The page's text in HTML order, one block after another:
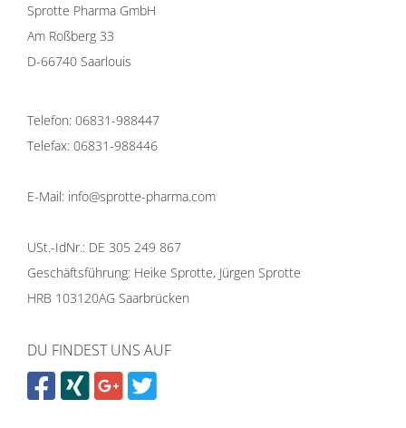
Sprotte Pharma GmbH
Am Roßberg 33
D-66740 Saarlouis
Telefon: 06831-988447
Telefax: 06831-988446
E-Mail: info@sprotte-pharma.com
USt.-IdNr.: DE 305 249 867
Geschäftsführung: Heike Sprotte, Jürgen Sprotte
HRB 103120AG Saarbrücken
DU FINDEST UNS AUF